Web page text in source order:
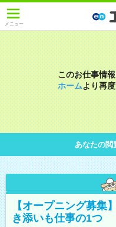
メニュー
このお仕事情
ホームより再
あなたの閲
【オープニング募集
き添いも仕事の1つ